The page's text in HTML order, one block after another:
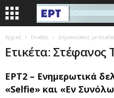
Αρχική Ετικέτες Δημοσιεύσεις με
Ετικέτα: Στέφανος
ΕΡΤ2 – Ενημερωτικά
«Selfie» και «Εν